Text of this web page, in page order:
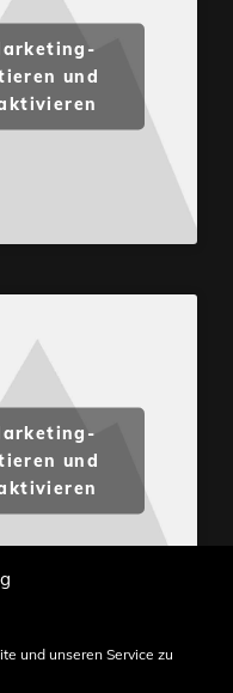
und unseren Service zu
und
und